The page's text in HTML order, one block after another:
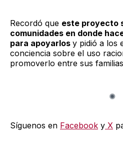
Recordó que este proyecto
comunidades en donde
para apoyarlos y pidió a los
conciencia sobre el uso
promoverlo entre sus
Síguenos en Facebook y X